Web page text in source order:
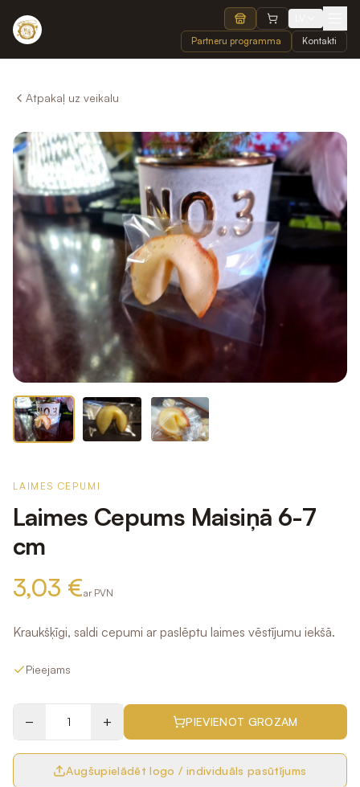
Partneru programma Kontakti
Atpakaļ uz veikalu
LAIMES CEPUMI
Laimes Cepums Maisiņā 6-7
cm
3,03 €ar PVN
Kraukšķīgi, saldi cepumi ar paslēptu laimes vēstījumu iekšā.
Pieejams
− + PIEVIENOT GROZAM
Augšupielādēt logo / individuāls pasūtījums